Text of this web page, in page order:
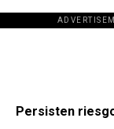
Persisten